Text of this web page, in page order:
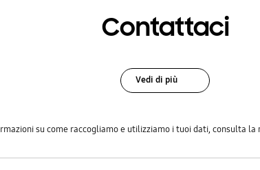
Contattaci
Vedi di più
su come raccogliamo e utilizziamo i tuoi dati, consulta la